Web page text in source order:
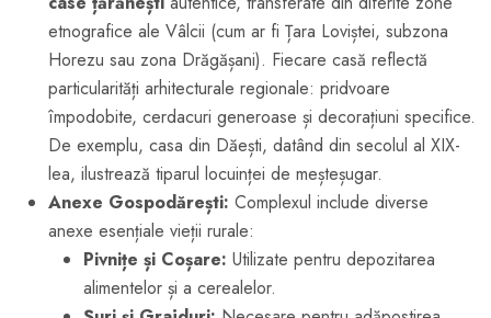
etnografice ale Vâlcii (cum ar fi Țara Loviștei, subzona
Horezu sau zona Drăgășani). Fiecare casă reflectă
particularități arhitecturale regionale: pridvoare
împodobite, cerdacuri generoase și decorațiuni specifice.
De exemplu, casa din Dăești, datând din secolul al XIX-
lea, ilustrează tiparul locuinței de meșteșugar.
Anexe Gospodărești: Complexul include diverse
anexe esențiale vieții rurale:
Pivnițe și Coșare: Utilizate pentru depozitarea
alimentelor și a cerealelor.